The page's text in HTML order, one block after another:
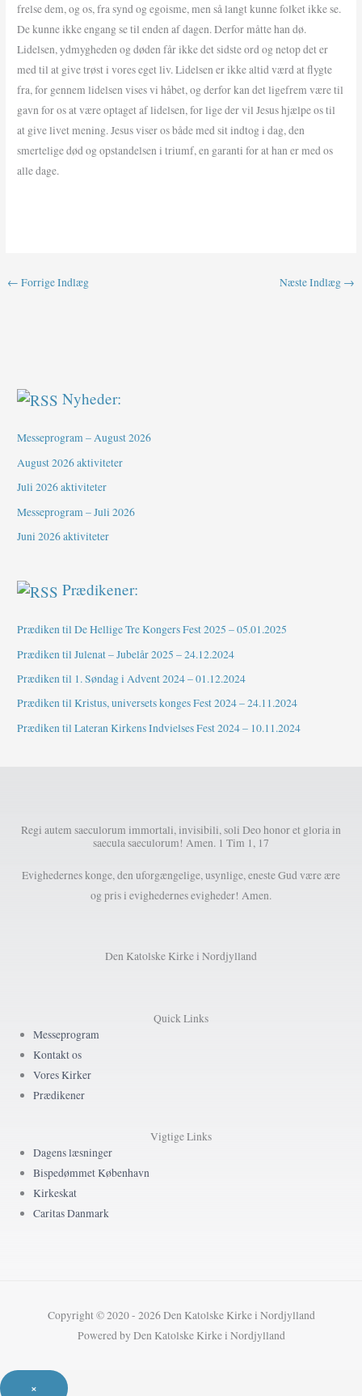
frelse dem, og os, fra synd og egoisme, men så langt kunne folket ikke se.
De kunne ikke engang se til enden af dagen. Derfor måtte han dø.
Lidelsen, ydmygheden og døden får ikke det sidste ord og netop det er
med til at give trøst i vores eget liv. Lidelsen er ikke altid værd at flygte
fra, for gennem lidelsen vises vi håbet, og derfor kan det ligefrem være til
gavn for os at være optaget af lidelsen, for lige der vil Jesus hjælpe os til
at give livet mening. Jesus viser os både med sit indtog i dag, den
smertelige død og opstandelsen i triumf, en garanti for at han er med os
alle dage.
← Forrige Indlæg Næste Indlæg →
Nyheder:
Messeprogram – August 2026
August 2026 aktiviteter
Juli 2026 aktiviteter
Messeprogram – Juli 2026
Juni 2026 aktiviteter
Prædikener:
Prædiken til De Hellige Tre Kongers Fest 2025 – 05.01.2025
Prædiken til Julenat – Jubelår 2025 – 24.12.2024
Prædiken til 1. Søndag i Advent 2024 – 01.12.2024
Prædiken til Kristus, universets konges Fest 2024 – 24.11.2024
Prædiken til Lateran Kirkens Indvielses Fest 2024 – 10.11.2024
Regi autem saeculorum immortali, invisibili, soli Deo honor et gloria in
saecula saeculorum! Amen. 1 Tim 1, 17
Evighedernes konge, den uforgængelige, usynlige, eneste Gud være ære
og pris i evighedernes evigheder! Amen.
Den Katolske Kirke i Nordjylland
Quick Links
Messeprogram
Kontakt os
Vores Kirker
Prædikener
Vigtige Links
Dagens læsninger
Bispedømmet København
Kirkeskat
Caritas Danmark
Copyright © 2020 - 2026 Den Katolske Kirke i Nordjylland
Powered by Den Katolske Kirke i Nordjylland
×